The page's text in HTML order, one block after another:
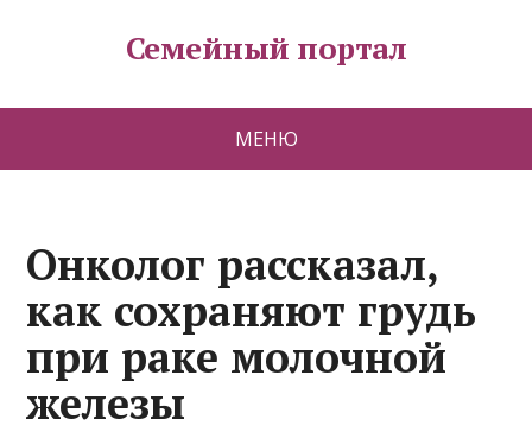
Семейный портал
МЕНЮ
Онколог рассказал,
как сохраняют грудь
при раке молочной
железы